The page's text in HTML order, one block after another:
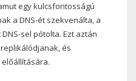
egy kulcsfontosságú
a DNS-ét szekvenálta, a
sel pótolta. Ezt aztán
és